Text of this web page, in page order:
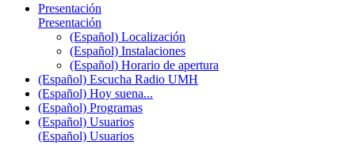
Presentación
Presentación
(Español) Localización
(Español) Instalaciones
(Español) Horario de apertura
(Español) Escucha Radio UMH
(Español) Hoy suena...
(Español) Programas
(Español) Usuarios
(Español) Usuarios